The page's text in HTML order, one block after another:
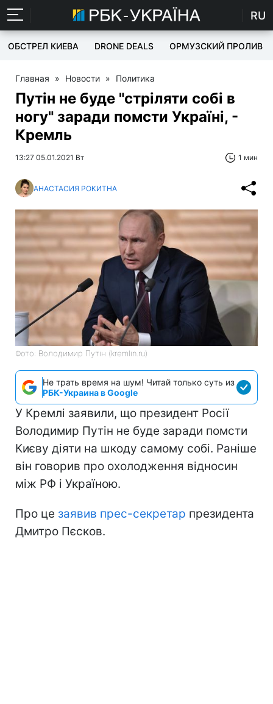
RU
ОБСТРЕЛ КИЕВА DRONE DEALS ОРМУЗСКИЙ ПРОЛИВ
Главная » Новости » Политика
Путін не буде "стріляти собі в
ногу" заради помсти Україні, -
Кремль
13:27 05.01.2021 Вт 1 мин
АНАСТАСИЯ РОКИТНА
Фото: Володимир Путін (kremlin.ru)
Не трать время на шум! Читай только суть из
РБК-Украина в Google
У Кремлі заявили, що президент Росії
Володимир Путін не буде заради помсти
Києву діяти на шкоду самому собі. Раніше
він говорив про охолодження відносин
між РФ і Україною.
Про це заявив прес-секретар президента
Дмитро Пєсков.